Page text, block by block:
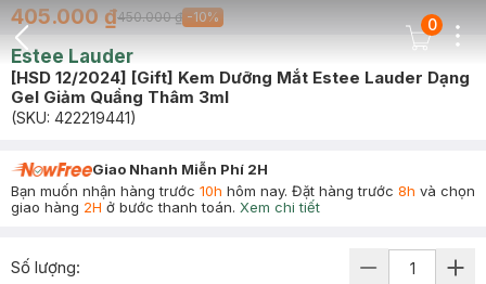
Back Icon
Cart Icon
0
405.000 ₫450.000 ₫ -10%
Estee Lauder
[HSD 12/2024] [Gift] Kem Dưỡng Mắt Estee Lauder Dạng
Gel Giảm Quầng Thâm 3ml
(SKU: 422219441)
Giao Nhanh Miễn Phí 2H
Bạn muốn nhận hàng trước 10h hôm nay. Đặt hàng trước 8h và chọn
giao hàng 2H ở bước thanh toán. Xem chi tiết
Số lượng: